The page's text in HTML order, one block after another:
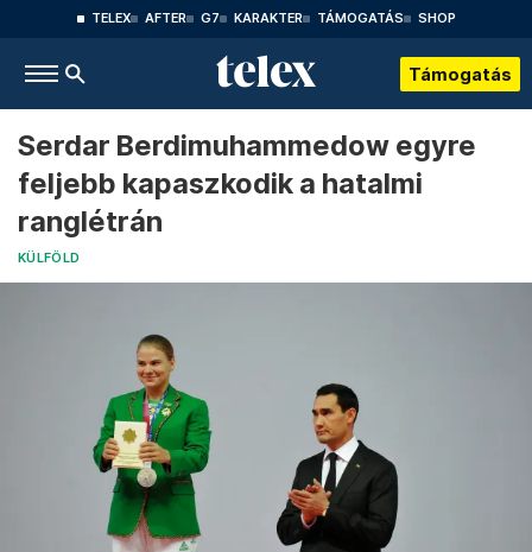
TELEX AFTER G7 KARAKTER TÁMOGATÁS SHOP
Támogatás
Serdar Berdimuhammedow egyre
feljebb kapaszkodik a hatalmi
ranglétrán
KÜLFÖLD